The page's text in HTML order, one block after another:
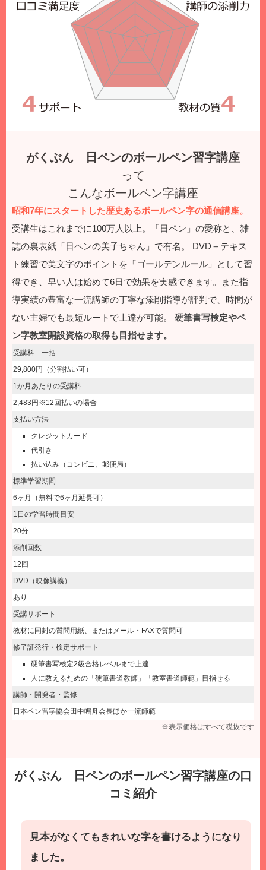
がくぶん 日ペンのボールペン習字講座
って
こんなボールペン字講座
昭和7年にスタートした歴史あるボールペン字の通信講座。
受講生はこれまでに100万人以上。「日ペン」の愛称と、雑
誌の裏表紙「日ペンの美子ちゃん」で有名。
DVD＋テキス
ト練習で美文字のポイントを「ゴールデンルール」として習
得でき、早い人は始めて6日で効果を実感できます。また指
導実績の豊富な一流講師の丁寧な添削指導が評判で、時間が
ない主婦でも最短ルートで上達が可能。
硬筆書写検定やペ
ン字教室開設資格の取得も目指せます。
受講料 一括
29,800円（分割払い可）
1か月あたりの受講料
2,483円※12回払いの場合
支払い方法
クレジットカード
代引き
払い込み（コンビニ、郵便局）
標準学習期間
6ヶ月（無料で6ヶ月延長可）
1日の学習時間目安
20分
添削回数
12回
DVD（映像講義）
あり
受講サポート
教材に同封の質問用紙、またはメール・FAXで質問可
修了証発行・検定サポート
硬筆書写検定2級合格レベルまで上達
人に教えるための「硬筆書道教師」「教室書道師範」目指せる
講師・開発者・監修
日本ペン習字協会田中鳴舟会長ほか一流師範
※表示価格はすべて税抜です
がくぶん 日ペンのボールペン習字講座の口
コミ紹介
見本がなくてもきれいな字を書けるようになり
ました。